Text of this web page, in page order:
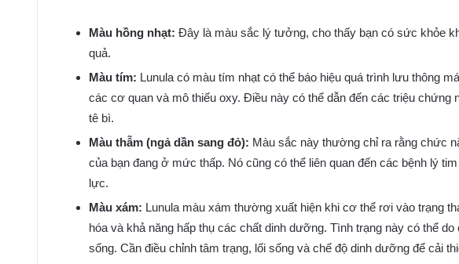
Màu hồng nhạt: Đây là màu sắc lý tưởng, cho thấy bạn có sức khỏe
quả.
Màu tím: Lunula có màu tím nhạt có thể báo hiệu quá trình lưu thông
các cơ quan và mô thiếu oxy. Điều này có thể dẫn đến các triệu chứng
tê bì.
Màu thẫm (ngả dần sang đỏ): Màu sắc này thường chỉ ra rằng chức
của bạn đang ở mức thấp. Nó cũng có thể liên quan đến các bệnh lý
lực.
Màu xám: Lunula màu xám thường xuất hiện khi cơ thể rơi vào trạng
hóa và khả năng hấp thụ các chất dinh dưỡng. Tình trạng này có thể
sống. Cần điều chỉnh tâm trạng, lối sống và chế độ dinh dưỡng để cải